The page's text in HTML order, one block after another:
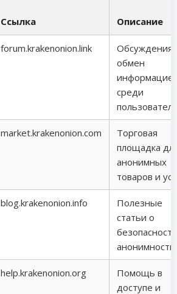
Ссылка Описание
forum.krakenonion.link
Обсуждения
обмен
среди
market.krakenonion.com
Торговая
площадка
анонимных
товаров и
blog.krakenonion.info
Полезные
статьи о
анонимности.
help.krakenonion.org
Помощь в
доступе и